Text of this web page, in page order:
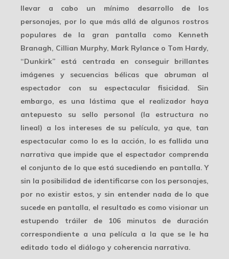
llevar a cabo un mínimo desarrollo de los
personajes, por lo que más allá de algunos rostros
populares de la gran pantalla como Kenneth
Branagh, Cillian Murphy, Mark Rylance o Tom Hardy,
“Dunkirk” está centrada en conseguir brillantes
imágenes y secuencias bélicas que abruman al
espectador con su espectacular fisicidad. Sin
embargo, es una lástima que el realizador haya
antepuesto su sello personal (la estructura no
lineal) a los intereses de su película, ya que, tan
espectacular como lo es la acción, lo es fallida una
narrativa que impide que el espectador comprenda
el conjunto de lo que está sucediendo en pantalla. Y
sin la posibilidad de identificarse con los personajes,
por no existir estos, y sin entender nada de lo que
sucede en pantalla, el resultado es como visionar un
estupendo tráiler de 106 minutos de duración
correspondiente a una película a la que se le ha
editado todo el diálogo y coherencia narrativa.